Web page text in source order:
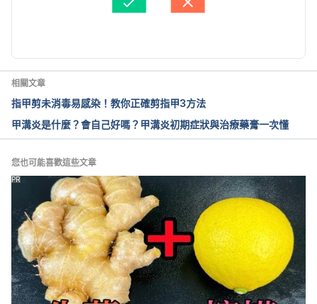
topics/id/sig256827 Accessed October 7, 2022
Health（Ceveland Clinic）
https://health.clevelandclinic.org/6-things-your-
2022
（Scripps）
https://www.scripps.org/news_items/6820-can-
your-nails-show-signs-of-an-illness Accessed
October 7, 2022
指甲可以揭示令人驚訝的健康狀況（AARP）
https://chinese.aarp.org/news/what-your-nails-can-
tell-you/ Accessed October 7, 2022
張凱安 Kyle Chang
相關文章
指甲剪未消毒易感染！教你正確剪指甲3方法
甲溝炎是什麼？會自己好嗎？甲溝炎初期症狀與治療藥膏一次懂
您也可能喜歡這些文章
PR